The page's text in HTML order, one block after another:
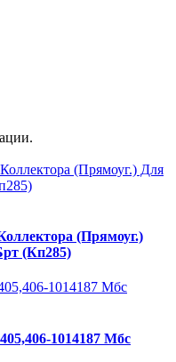
(Прямоуг.)
(Кп285)
1014187 Мбс